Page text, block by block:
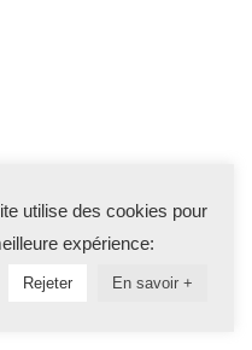
utilise des cookies pour
expérience:
Rejeter En savoir +